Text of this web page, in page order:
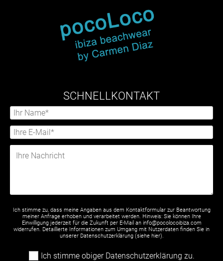
SCHNELLKONTAKT
Ich stimme zu, dass meine Angaben aus dem Kontaktformular zur Beantwortung
meiner Anfrage erhoben und verarbeitet werden. Hinweis: Sie können Ihre
Einwilligung jederzeit für die Zukunft per E-Mail an info@pocolocoibiza.com
widerrufen. Detaillierte Informationen zum Umgang mit Nutzerdaten finden Sie in
unserer Datenschutzerklärung (siehe hier).
Ich stimme obiger Datenschutzerklärung zu.